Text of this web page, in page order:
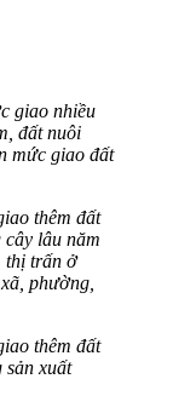
giao nhiều
đất nuôi
mức giao đất
thêm đất
lâu năm
thị trấn ở
phường,
thêm đất
sản xuất